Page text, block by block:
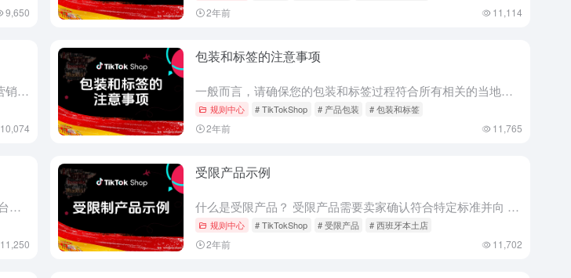
9,650 2年前 11,114
这篇文章将介绍 TikTok Shop 的营销账户。TikTok Shop 营销账户是指除了您的官方 TikTok 账户之外，与您的 TikTok Shop 相关联的 TikTok 账户。 TikTo...
10,074
包装和标签的注意事项
一般而言，请确保您的包装和标签过程符合所有相关的当地法律以及您的物流服务提供商 (LSP) 设定的条件。此外，在准备发货订单时，请遵循以下一些具体的注意事项：
规则中心 # TikTokShop # 产品包装 # 包装和标签
2年前 11,765
小库存单位（SKU）包装指南 TikTok Shop 努力确保在平台上销售的所有产品都能顺利发货。因此，本文为卖家提供了小型库存单位 (SKU) 订单的推荐包装方法。这些方法确保所销售的产品得到更好的...
11,250
受限产品示例
什么是受限产品？ 受限产品需要卖家确认符合特定标准并向 TikTok Shop 提交某些信息，然后才能上架。希望销售受限产品的卖家必须在上架此类产品之前获得批准。此流程可能要求卖家在上架阶段提交以下类...
规则中心 # TikTokShop # 受限产品 # 西班牙本土店
2年前 11,702